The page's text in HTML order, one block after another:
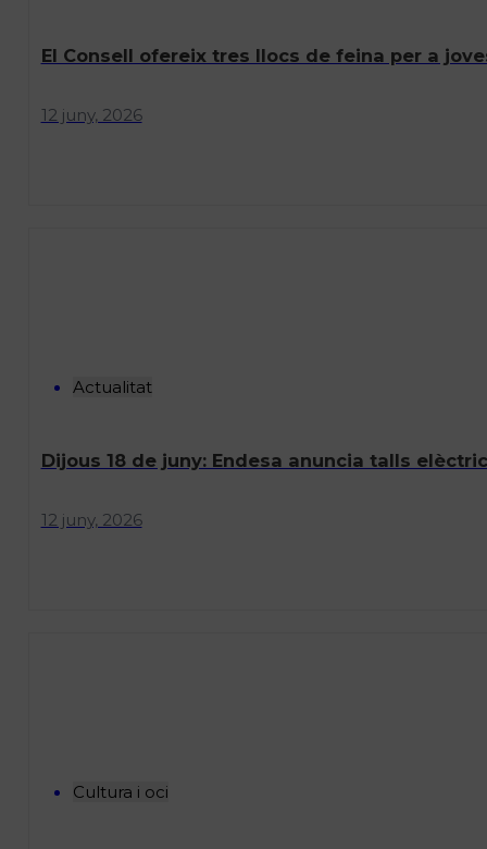
El Consell ofereix tres llocs de feina per a
12 juny, 2026
Actualitat
Dijous 18 de juny: Endesa anuncia talls
12 juny, 2026
Cultura i oci